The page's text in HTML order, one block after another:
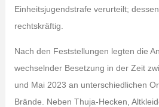
Einheitsjugendstrafe verurteilt;
rechtskräftig.
Nach den Feststellungen legten die
wechselnder Besetzung in der Zeit
und Mai 2023 an unterschiedlichen
Brände. Neben Thuja-Hecken,